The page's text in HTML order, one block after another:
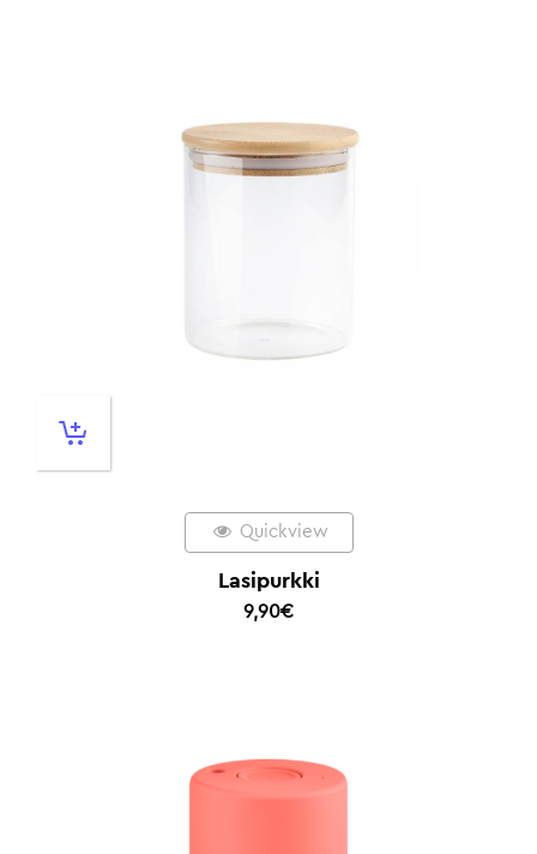
Quickview
Lasipurkki
9,90€